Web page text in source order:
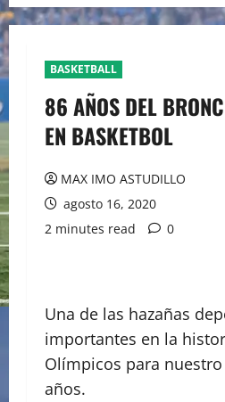
BASKETBALL
86 AÑOS DEL
EN BASKETBOL
MAX IMO ASTUDILLO
agosto 16, 2020
2 minutes read
0
Una de las hazañas
importantes en la
Olímpicos para
años.